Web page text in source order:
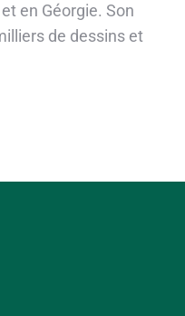
en Géorgie. Son
de dessins et